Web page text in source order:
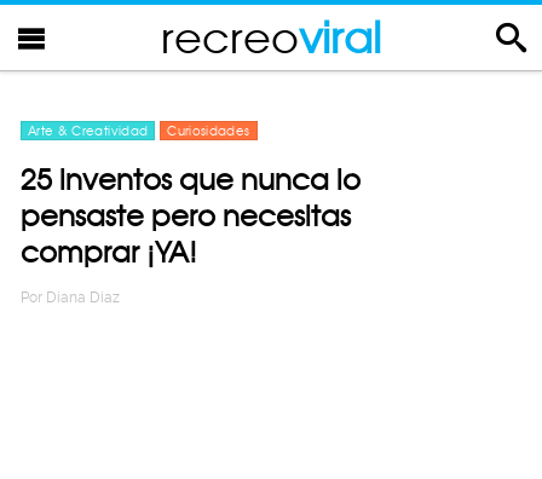
recreoviral
Arte & Creatividad Curiosidades
25 inventos que nunca lo
pensaste pero necesitas
comprar ¡YA!
Por Diana Diaz